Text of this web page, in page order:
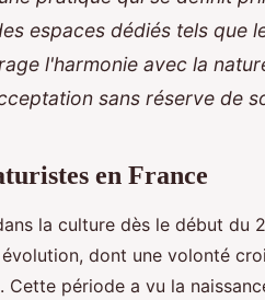
espaces dédiés tels que
l'harmonie avec la
sans réserve de
en France
la culture dès le début du
dont une volonté
période a vu la